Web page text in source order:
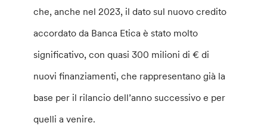
che, anche nel 2023, il dato sul nuovo credito
accordato da Banca Etica è stato molto
significativo, con quasi 300 milioni di € di
nuovi finanziamenti, che rappresentano già la
base per il rilancio dell’anno successivo e per
quelli a venire.